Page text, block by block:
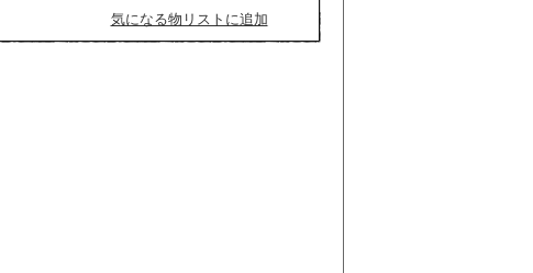
気になる物リストに追加